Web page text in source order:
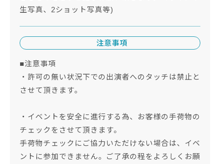
生写真、2ショット写真等)
注意事項
■注意事項
・許可の無い状況下での出演者へのタッチは禁止と
させて頂きます。
・イベントを安全に進行する為、お客様の手荷物の
チェックをさせて頂きます。
手荷物チェックにご協力いただけない場合は、イベ
ントに参加できません。ご了承の程をよろしくお願